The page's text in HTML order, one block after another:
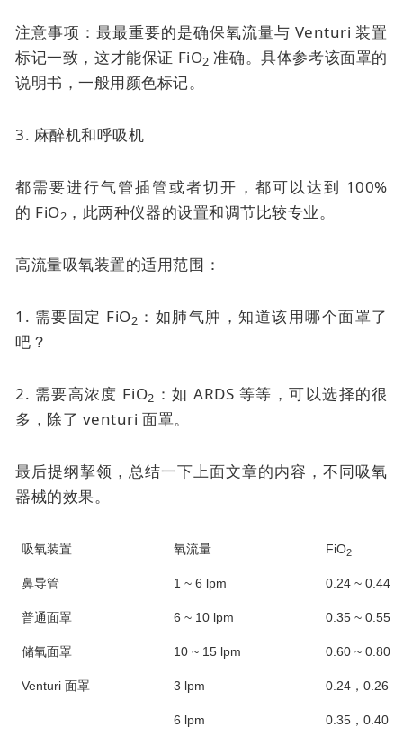
注意事项：最最重要的是确保氧流量与 Venturi 装置
标记一致，这才能保证 FiO2 准确。具体参考该面罩的
说明书，一般用颜色标记。
3. 麻醉机和呼吸机
都需要进行气管插管或者切开，都可以达到 100%
的 FiO2 ，此两种仪器的设置和调节比较专业。
高流量吸氧装置的适用范围：
1. 需要固定 FiO2 ：如肺气肿，知道该用哪个面罩了
吧？
2. 需要高浓度 FiO2 ：如 ARDS 等等，可以选择的很
多，除了 venturi 面罩。
最后提纲挈领，总结一下上面文章的内容，不同吸氧
器械的效果。
吸氧装置 氧流量 FiO2
鼻导管 1 ~ 6 lpm 0.24 ~ 0.44*
普通面罩 6 ~ 10 lpm 0.35 ~ 0.55*
储氧面罩 10 ~ 15 lpm 0.60 ~ 0.80*
Venturi 面罩 3 lpm 0.24，0.26
6 lpm 0.35，0.40